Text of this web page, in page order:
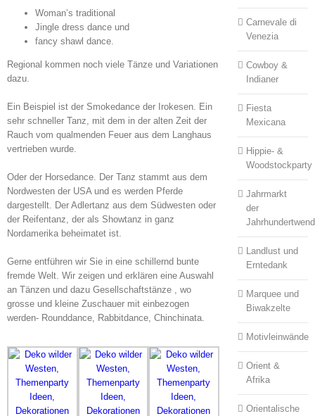
Woman’s traditional
Jingle dress dance und
fancy shawl dance.
Regional kommen noch viele Tänze und Variationen
dazu.
Ein Beispiel ist der Smokedance der Irokesen. Ein
sehr schneller Tanz, mit dem in der alten Zeit der
Rauch vom qualmenden Feuer aus dem Langhaus
vertrieben wurde.
Oder der Horsedance. Der Tanz stammt aus dem
Nordwesten der USA und es werden Pferde
dargestellt. Der Adlertanz aus dem Südwesten oder
der Reifentanz, der als Showtanz in ganz
Nordamerika beheimatet ist.
Gerne entführen wir Sie in eine schillernd bunte
fremde Welt. Wir zeigen und erklären eine Auswahl
an Tänzen und dazu Gesellschaftstänze , wo
grosse und kleine Zuschauer mit einbezogen
werden- Rounddance, Rabbitdance, Chinchinata.
Carnevale di
Venezia
Cowboy &
Indianer
Fiesta
Mexicana
Hippie- &
Woodstockparty
Jahrmarkt
der
Landlust und
Erntedank
Marquee und
Biwakzelte
Motivleinwände
Orient &
Afrika
Orientalische